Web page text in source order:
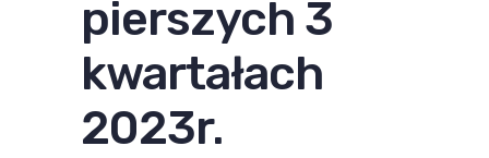
pierszych 3
kwartałach
2023r.